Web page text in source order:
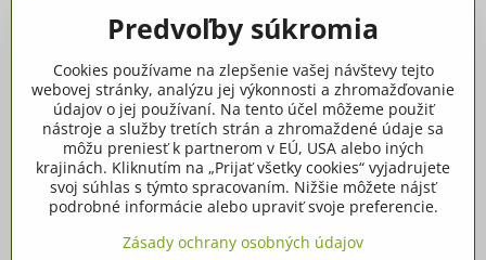
Informácie pre rodičov
Dôležité informácie
Ako spracúvame osobné údaje
Tlačivá, dokumenty
Predvoľby súkromia
Cookies používame na zlepšenie vašej návštevy tejto
webovej stránky, analýzu jej výkonnosti a zhromažďovanie
údajov o jej používaní. Na tento účel môžeme použiť
nástroje a služby tretích strán a zhromaždené údaje sa
môžu preniesť k partnerom v EÚ, USA alebo iných
krajinách. Kliknutím na „Prijať všetky cookies“ vyjadrujete
svoj súhlas s týmto spracovaním. Nižšie môžete nájsť
podrobné informácie alebo upraviť svoje preferencie.
Zásady ochrany osobných údajov